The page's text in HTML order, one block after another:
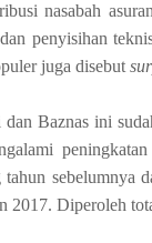
nasabah
penyisihan
juga disebut
Baznas ini
sebelumnya
2017. Diperoleh